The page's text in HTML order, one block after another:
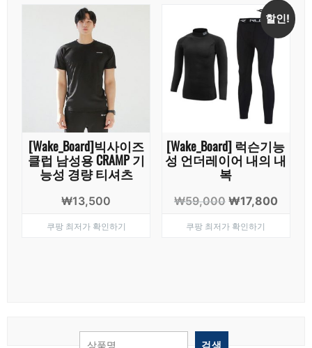
[Wake_Board]빅사이즈
클럽 남성용 CRAMP 기
능성 경량 티셔츠
₩13,500
쿠팡 최저가 확인하기
할인!
[Wake_Board] 럭슨기능
성 언더레이어 내의 내
복
₩59,000 원
가
₩17,800현
쿠팡 최저가 확인하기
검색